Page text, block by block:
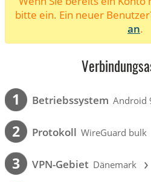
bitte ein. Ein neuer
an.
1 Betriebssystem Android
2 Protokoll WireGuard bulk
3 VPN-Gebiet Dänemark ›